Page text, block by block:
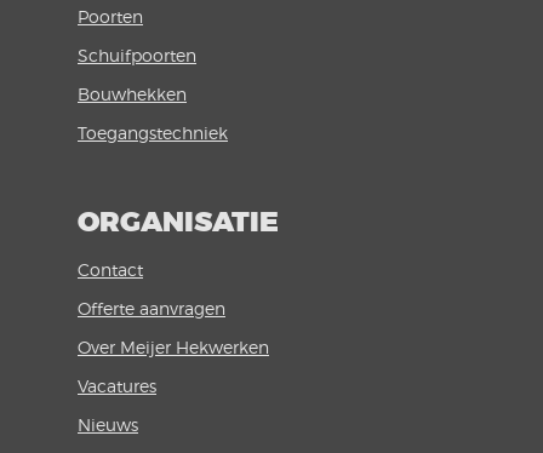
Poorten
Schuifpoorten
Bouwhekken
Toegangstechniek
ORGANISATIE
Contact
Offerte aanvragen
Over Meijer Hekwerken
Vacatures
Nieuws